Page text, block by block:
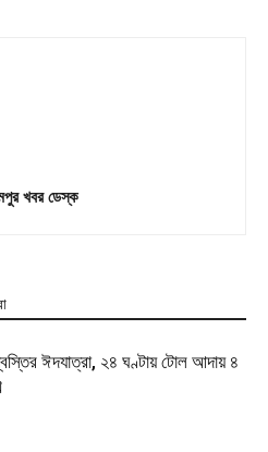
খবর ডেস্ক
ঈদযাত্রা, ২৪ ঘণ্টায় টোল আদায় ৪